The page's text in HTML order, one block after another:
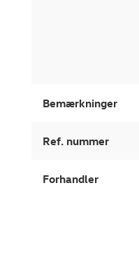
Bemærkninger
Ref. nummer
Forhandler